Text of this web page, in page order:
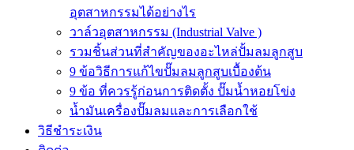
อุตสาหกรรมได้อย่างไร
วาล์วอุตสาหกรรม (Industrial Valve )
รวมชิ้นส่วนที่สำคัญของอะไหล่ปั้มลมลูกสูบ
9 ข้อวิธีการแก้ไขปั๊มลมลูกสูบเบื้องต้น
9 ข้อ ที่ควรรู้ก่อนการติดตั้ง ปั๊มน้ำหอยโข่ง
น้ำมันเครื่องปั๊มลมและการเลือกใช้
วิธีชำระเงิน